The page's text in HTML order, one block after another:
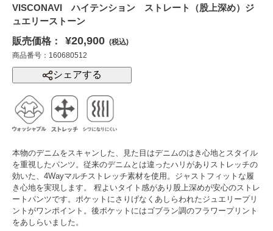
VISCONAVI ハイテンション ストレート（股上深め）ジ
ュエリーストーン
販売価格：
¥20,900 (税込)
商品番号：160680512
シェアする
本物のデニムをスキャンした、見た目はデニムのはき心地とスタイル
を重視したパンツ。従来のデニムとは違ったハリがありストレッチの
効いた、4Wayマルチストレッチ素材を使用。ジャストフィットな履
き心地を実現します。 程よいタイト感があり股上深めが安心のストレ
ートパンツです。ポケットにさりげなくあしらわれたジュエリープリ
ントがワンポイント。後ポケットにはゴブラン調のフラワープリント
をあしらいました。